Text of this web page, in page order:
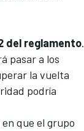
del reglamento.
pasar a los
la vuelta
podría
que el grupo